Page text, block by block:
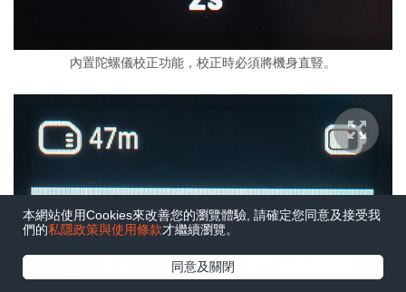
內置陀螺儀校正功能，校正時必須將機身直豎。
本網站使用Cookies來改善您的瀏覽體驗, 請確定您同意及接受我
們的私隱政策與使用條款才繼續瀏覽。
同意及關閉